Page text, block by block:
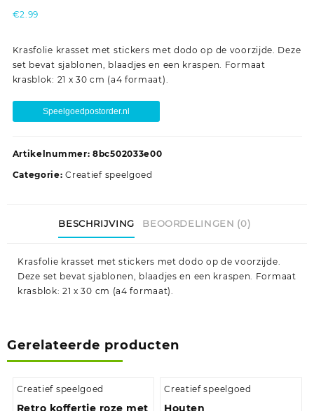
€2.99
Krasfolie krasset met stickers met dodo op de voorzijde. Deze
set bevat sjablonen, blaadjes en een kraspen. Formaat
krasblok: 21 x 30 cm (a4 formaat).
Speelgoedpostorder.nl
Artikelnummer: 8bc502033e00
Categorie:Creatief speelgoed
BESCHRIJVING BEOORDELINGEN (0)
Krasfolie krasset met stickers met dodo op de voorzijde.
Deze set bevat sjablonen, blaadjes en een kraspen. Formaat
krasblok: 21 x 30 cm (a4 formaat).
Gerelateerde producten
Creatief speelgoed
Retro koffertje roze met
Creatief speelgoed
Houten